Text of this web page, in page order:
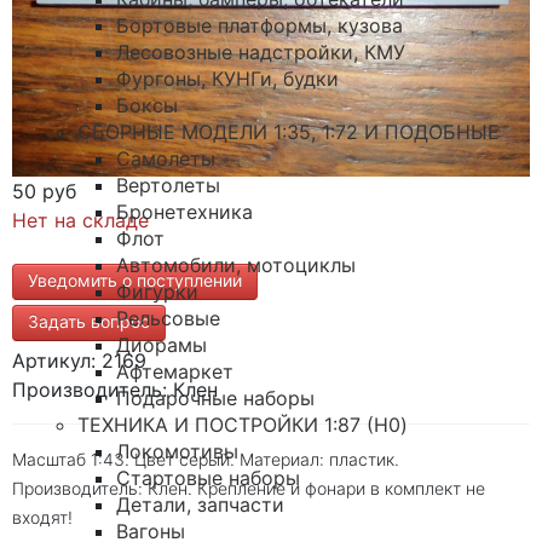
Бортовые платформы, кузова
Лесовозные надстройки, КМУ
Фургоны, КУНГи, будки
Боксы
СБОРНЫЕ МОДЕЛИ 1:35, 1:72 И ПОДОБНЫЕ
Самолеты
Вертолеты
Бронетехника
Флот
Автомобили, мотоциклы
Фигурки
Рельсовые
Диорамы
Афтемаркет
Подарочные наборы
ТЕХНИКА И ПОСТРОЙКИ 1:87 (H0)
Локомотивы
Стартовые наборы
Детали, запчасти
Вагоны
50 руб
Нет на складе
Уведомить о поступлении
Задать вопрос
Артикул: 2169
Производитель: Клен
Масштаб 1:43. Цвет серый. Материал: пластик.
Производитель: Клен. Крепление и фонари в комплект не
входят!